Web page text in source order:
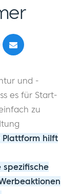
und -
es für Start-
zu
Plattform hilft
spezifische